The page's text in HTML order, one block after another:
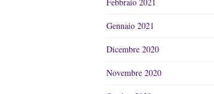
Gennaio 2021
Dicembre 2020
Novembre 2020